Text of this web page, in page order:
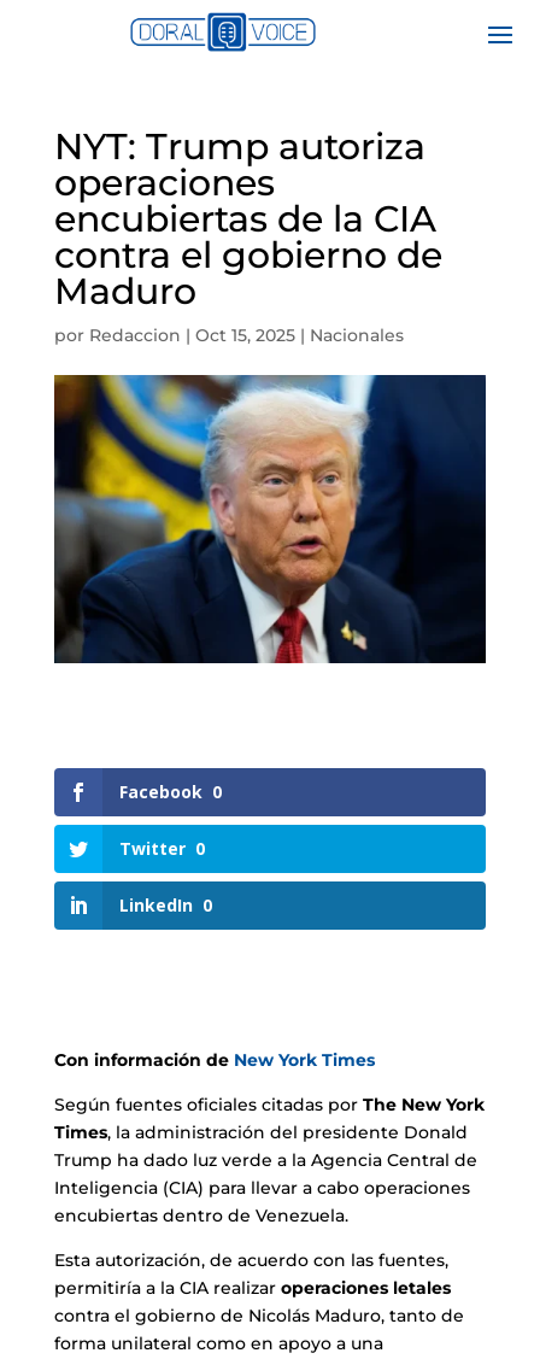
NYT: Trump autoriza
operaciones
encubiertas de la CIA
contra el gobierno de
Maduro
por Redaccion | Oct 15, 2025| Nacionales
Facebook 0
Twitter 0
LinkedIn 0
Con información de New York Times
Según fuentes oficiales citadas por The New York
Times, la administración del presidente Donald
Trump ha dado luz verde a la Agencia Central de
Inteligencia (CIA) para llevar a cabo operaciones
encubiertas dentro de Venezuela.
Esta autorización, de acuerdo con las fuentes,
permitiría a la CIA realizar operaciones letales
contra el gobierno de Nicolás Maduro, tanto de
forma unilateral como en apoyo a una